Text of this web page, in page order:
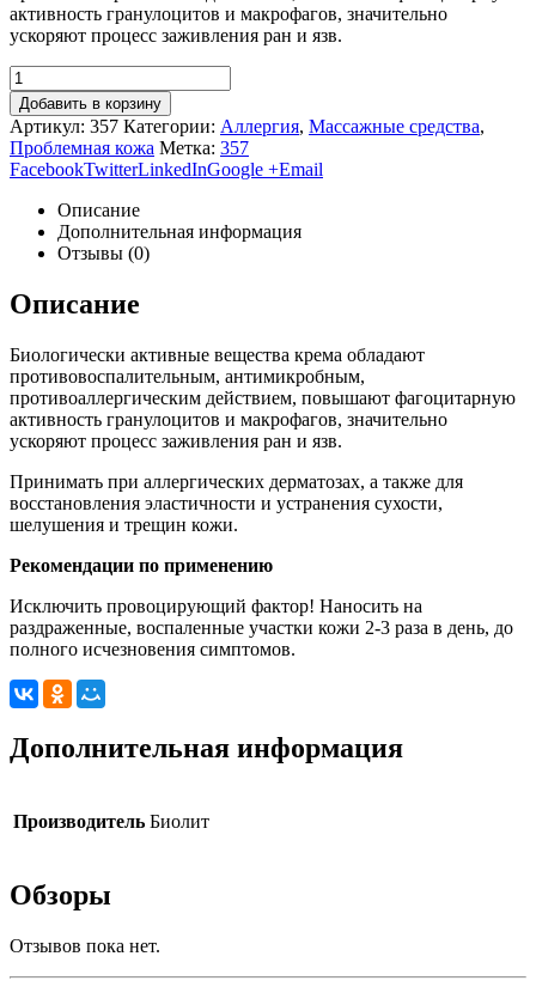
активность гранулоцитов и макрофагов, значительно
ускоряют процесс заживления ран и язв.
Добавить в корзину
Артикул: 357 Категории: Аллергия, Массажные средства,
Проблемная кожа Метка: 357
FacebookTwitterLinkedInGoogle +Email
Описание
Дополнительная информация
Отзывы (0)
Описание
Биологически активные вещества крема обладают
противовоспалительным, антимикробным,
противоаллергическим действием, повышают фагоцитарную
активность гранулоцитов и макрофагов, значительно
ускоряют процесс заживления ран и язв.
Принимать при аллергических дерматозах, а также для
восстановления эластичности и устранения сухости,
шелушения и трещин кожи.
Рекомендации по применению
Исключить провоцирующий фактор! Наносить на
раздраженные, воспаленные участки кожи 2-3 раза в день, до
полного исчезновения симптомов.
Дополнительная информация
Производитель Биолит
Обзоры
Отзывов пока нет.